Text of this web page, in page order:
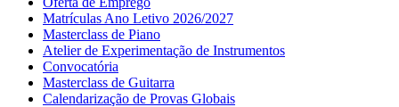
Matrículas Ano Letivo 2026/2027
Masterclass de Piano
Atelier de Experimentação de Instrumentos
Convocatória
Masterclass de Guitarra
Calendarização de Provas Globais